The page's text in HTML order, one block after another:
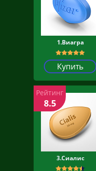
1.Виагра
Купить
3.Сиалис
Рейтинг
8.5